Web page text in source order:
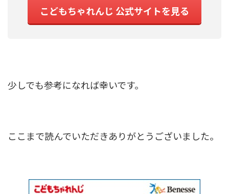
こどもちゃれんじ 公式サイトを見る
少しでも参考になれば幸いです。
ここまで読んでいただきありがとうございました。